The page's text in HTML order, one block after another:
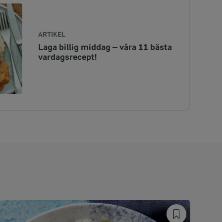
ARTIKEL
Laga billig middag – våra 11 bästa
vardagsrecept!